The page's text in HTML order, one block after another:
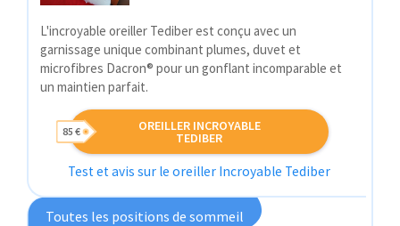
L'incroyable oreiller Tediber est conçu avec un
garnissage unique combinant plumes, duvet et
microfibres Dacron® pour un gonflant incomparable et
un maintien parfait.
OREILLER INCROYABLE
TEDIBER
85 €
Test et avis sur le oreiller Incroyable Tediber
Toutes les positions de sommeil